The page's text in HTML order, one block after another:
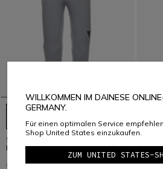
SCARABEO - BIKE HOSE FÜR
KINDER
94,95 €47,47 € -50%
WILLKOMMEN IM DAINESE
GERMANY.
Für einen optimalen Service
Shop United States einzukaufen.
ZUM UNITED STATES-